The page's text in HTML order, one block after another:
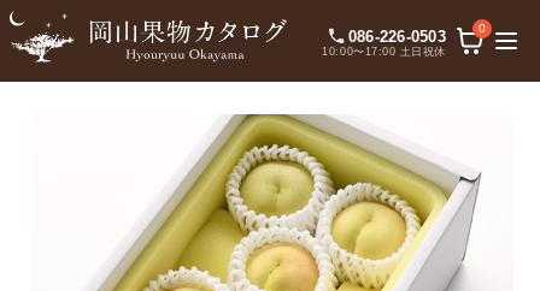
086-226-0503
10:00〜17:00 土日祝休
0